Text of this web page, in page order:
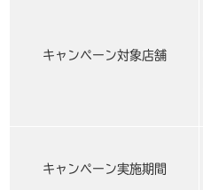
キャンペーン対象店舗
キャンペーン実施期間